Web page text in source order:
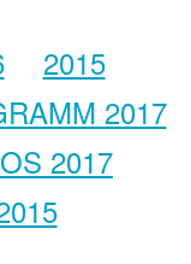
2015
2017
2017